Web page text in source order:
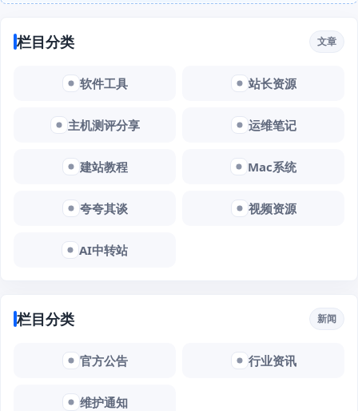
栏目分类 文章
软件工具 站长资源
主机测评分享 运维笔记
建站教程 Mac系统
夸夸其谈 视频资源
AI中转站
栏目分类 新闻
官方公告 行业资讯
维护通知